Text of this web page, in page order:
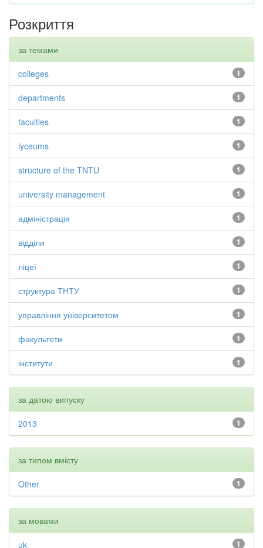
Розкриття
за темами
1
colleges
1
departments
1
faculties
1
lyceums
1
structure of the TNTU
1
university management
1
адміністрація
1
відділи
1
ліцеї
1
структура ТНТУ
1
управління університетом
1
факультети
1
інститути
за датою випуску
1
2013
за типом вмісту
1
Other
за мовами
1
uk